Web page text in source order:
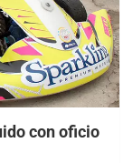
con oficio